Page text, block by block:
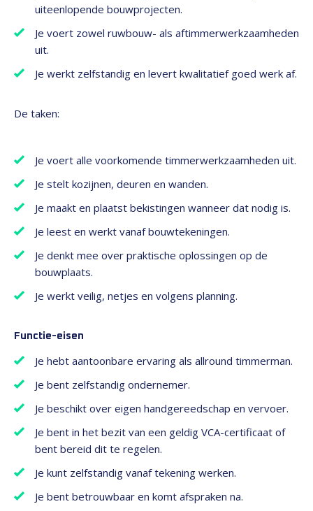
uiteenlopende bouwprojecten.
Je voert zowel ruwbouw- als aftimmerwerkzaamheden
uit.
Je werkt zelfstandig en levert kwalitatief goed werk af.
De taken:
Je voert alle voorkomende timmerwerkzaamheden uit.
Je stelt kozijnen, deuren en wanden.
Je maakt en plaatst bekistingen wanneer dat nodig is.
Je leest en werkt vanaf bouwtekeningen.
Je denkt mee over praktische oplossingen op de
bouwplaats.
Je werkt veilig, netjes en volgens planning.
Functie-eisen
Je hebt aantoonbare ervaring als allround timmerman.
Je bent zelfstandig ondernemer.
Je beschikt over eigen handgereedschap en vervoer.
Je bent in het bezit van een geldig VCA-certificaat of
bent bereid dit te regelen.
Je kunt zelfstandig vanaf tekening werken.
Je bent betrouwbaar en komt afspraken na.